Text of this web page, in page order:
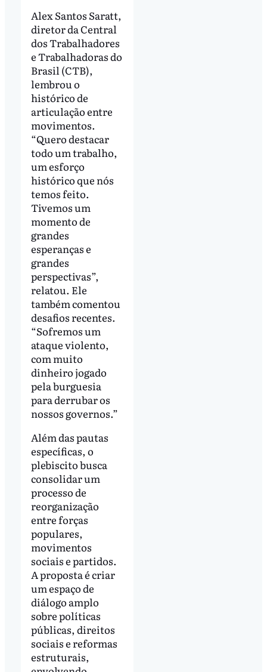
Alex Santos Saratt,
diretor da Central
dos Trabalhadores
e Trabalhadoras do
Brasil (CTB),
lembrou o
histórico de
articulação entre
movimentos.
“Quero destacar
todo um trabalho,
um esforço
histórico que nós
temos feito.
Tivemos um
momento de
grandes
esperanças e
grandes
perspectivas”,
relatou. Ele
também comentou
desafios recentes.
“Sofremos um
ataque violento,
com muito
dinheiro jogado
pela burguesia
para derrubar os
nossos governos.”
Além das pautas
específicas, o
plebiscito busca
consolidar um
processo de
reorganização
entre forças
populares,
movimentos
sociais e partidos.
A proposta é criar
um espaço de
diálogo amplo
sobre políticas
públicas, direitos
sociais e reformas
estruturais,